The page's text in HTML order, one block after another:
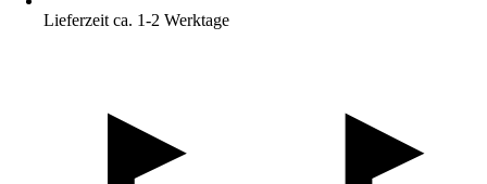
Lieferzeit ca. 1-2 Werktage